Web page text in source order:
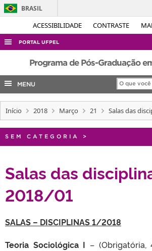
ACESSIBILIDADE CONTRASTE
BRASIL
PORTAL UFPEL
ACESSO À INFORMAÇÃO
AUDITORIA
COBALTO
CONCURSOS
EDITAIS
INTERNACIONAL
PORTARIAS
TELEFONES
Programa de Pós-Graduação
MENU
Início 2018 Março 21 Salas das
SEM CATEGORIA >
Salas das
2018/01
SALAS – DISCIPLINAS 1/2018
Teoria Sociológica I –